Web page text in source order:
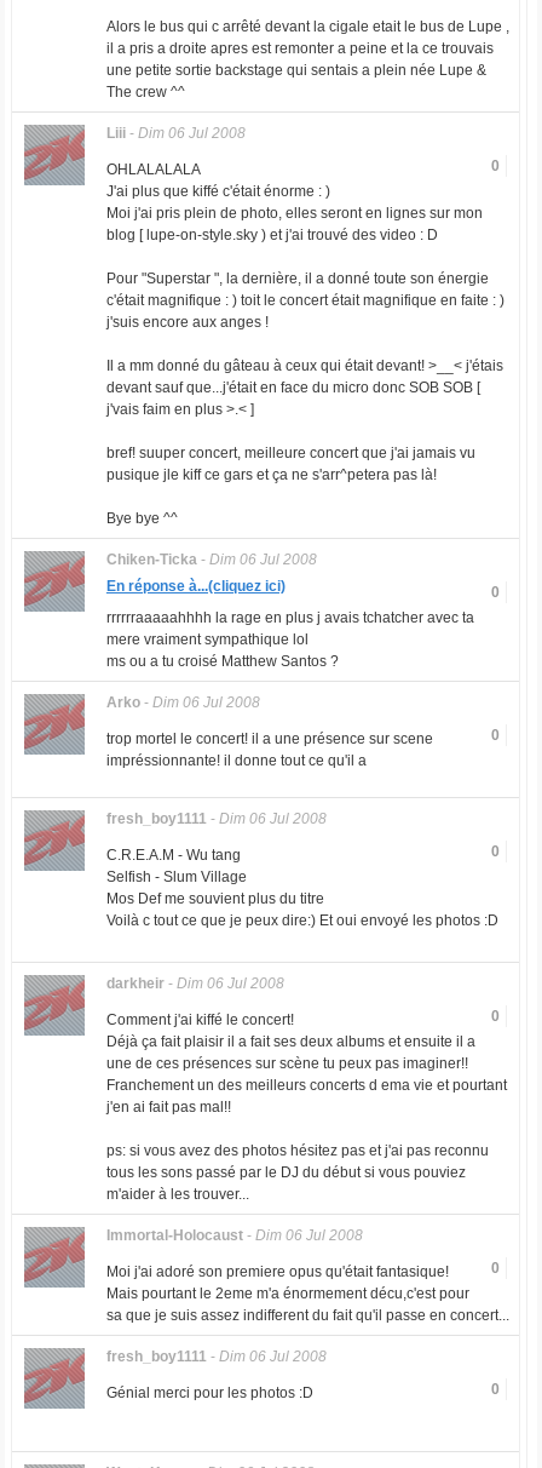
Alors le bus qui c arrêté devant la cigale etait le bus de Lupe ,
il a pris a droite apres est remonter a peine et la ce trouvais
une petite sortie backstage qui sentais a plein née Lupe &
The crew ^^
Liii- Dim 06 Jul 2008
0
OHLALALALA
J'ai plus que kiffé c'était énorme : )
Moi j'ai pris plein de photo, elles seront en lignes sur mon
blog [ lupe-on-style.sky ) et j'ai trouvé des video : D
Pour "Superstar ", la dernière, il a donné toute son énergie
c'était magnifique : ) toit le concert était magnifique en faite : )
j'suis encore aux anges !
Il a mm donné du gâteau à ceux qui était devant! >__< j'étais
devant sauf que...j'était en face du micro donc SOB SOB [
j'vais faim en plus >.< ]
bref! suuper concert, meilleure concert que j'ai jamais vu
pusique jle kiff ce gars et ça ne s'arr^petera pas là!
Bye bye ^^
Chiken-Ticka- Dim 06 Jul 2008
0
En réponse à...(cliquez ici)
rrrrrraaaaahhhh la rage en plus j avais tchatcher avec ta
mere vraiment sympathique lol
ms ou a tu croisé Matthew Santos ?
Arko- Dim 06 Jul 2008
0
trop mortel le concert! il a une présence sur scene
impréssionnante! il donne tout ce qu'il a
fresh_boy1111- Dim 06 Jul 2008
0
C.R.E.A.M - Wu tang
Selfish - Slum Village
Mos Def me souvient plus du titre
Voilà c tout ce que je peux dire:) Et oui envoyé les photos :D
darkheir- Dim 06 Jul 2008
0
Comment j'ai kiffé le concert!
Déjà ça fait plaisir il a fait ses deux albums et ensuite il a
une de ces présences sur scène tu peux pas imaginer!!
Franchement un des meilleurs concerts d ema vie et pourtant
j'en ai fait pas mal!!
ps: si vous avez des photos hésitez pas et j'ai pas reconnu
tous les sons passé par le DJ du début si vous pouviez
m'aider à les trouver...
Immortal-Holocaust- Dim 06 Jul 2008
0
Moi j'ai adoré son premiere opus qu'était fantasique!
Mais pourtant le 2eme m'a énormement décu,c'est pour
sa que je suis assez indifferent du fait qu'il passe en concert...
fresh_boy1111- Dim 06 Jul 2008
0
Génial merci pour les photos :D